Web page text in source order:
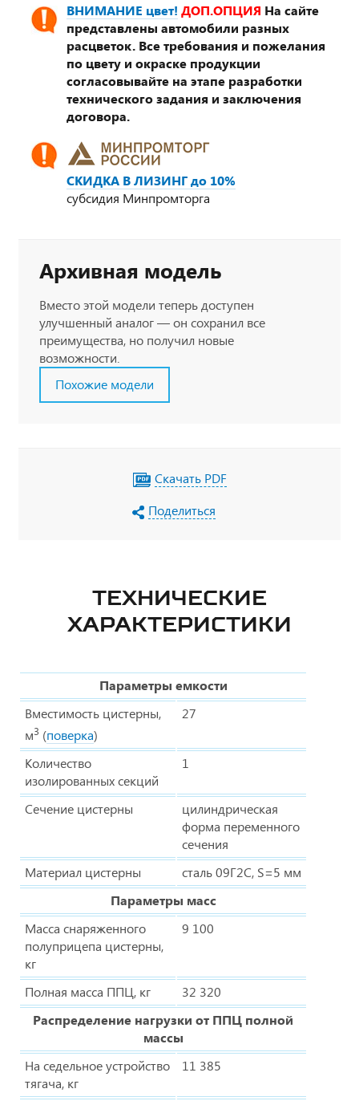
ВНИМАНИЕ цвет! ДОП.ОПЦИЯ На сайте
представлены автомобили разных
расцветок. Все требования и пожелания
по цвету и окраске продукции
согласовывайте на этапе разработки
технического задания и заключения
договора.
СКИДКА В ЛИЗИНГ до 10%
субсидия Минпромторга
Архивная модель
Вместо этой модели теперь доступен
улучшенный аналог — он сохранил все
преимущества, но получил новые
возможности.
Похожие модели
Скачать PDF
Поделиться
ТЕХНИЧЕСКИЕ
ХАРАКТЕРИСТИКИ
Параметры емкости
Вместимость цистерны,
м3 (поверка)
27
Количество
изолированных секций
1
Сечение цистерны
цилиндрическая
форма переменного
сечения
Материал цистерны
сталь 09Г2С, S=5 мм
Параметры масс
Масса снаряженного
полуприцепа цистерны,
кг
9 100
Полная масса ППЦ, кг
32 320
Распределение нагрузки от ППЦ полной
массы
На седельное устройство
тягача, кг
11 385